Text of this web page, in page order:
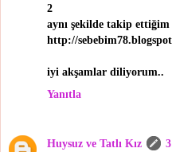
2
aynı şekilde takip
http://
iyi akşamlar diliyorum..
Yanıtla
Huysuz ve Tatlı Kız